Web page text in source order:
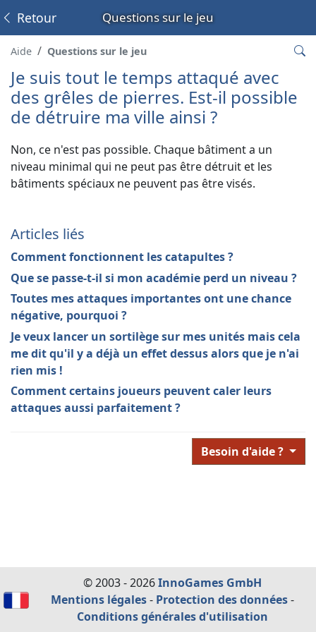
Questions sur le jeu
Retour
Aide Questions sur le jeu
Je suis tout le temps attaqué avec
des grêles de pierres. Est-il possible
de détruire ma ville ainsi ?
Non, ce n'est pas possible. Chaque bâtiment a un
niveau minimal qui ne peut pas être détruit et les
bâtiments spéciaux ne peuvent pas être visés.
Articles liés
Comment fonctionnent les catapultes ?
Que se passe-t-il si mon académie perd un niveau ?
Toutes mes attaques importantes ont une chance
négative, pourquoi ?
Je veux lancer un sortilège sur mes unités mais cela
me dit qu'il y a déjà un effet dessus alors que je n'ai
rien mis !
Comment certains joueurs peuvent caler leurs
attaques aussi parfaitement ?
Besoin d'aide ?
© 2003 - 2026InnoGames GmbH
Mentions légales- Protection des données-
Conditions générales d'utilisation